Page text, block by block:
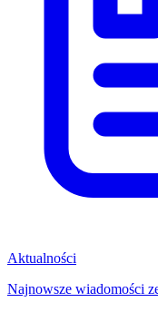
Aktualności
Najnowsze wiadomości